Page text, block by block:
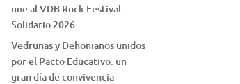
une al VDB Rock Festival
Solidario 2026
Vedrunas y Dehonianos unidos
por el Pacto Educativo: un
gran día de convivencia